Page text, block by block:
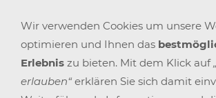
Pflegeleicht
Handgearbeitet
Wir verwenden Cookies um unsere
optimieren und Ihnen das
Erlebnis zu bieten. Mit dem Klick auf
erlauben“ erklären Sie sich damit